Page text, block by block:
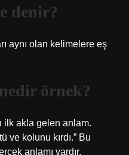
denir?
aynı olan kelimelere eş
örnek?
ilk akla gelen anlam.
ve kolunu kırdı.” Bu
anlamı vardır.